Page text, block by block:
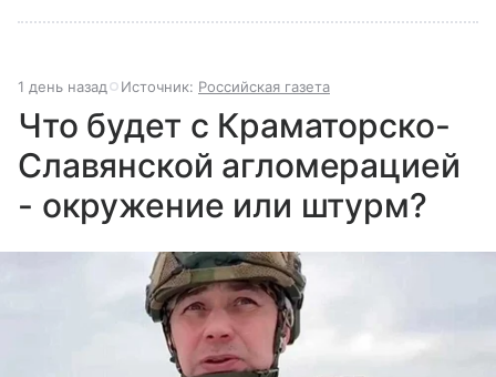
1 день назад Источник: Российская газета
Что будет с Краматорско-
Славянской агломерацией
- окружение или штурм?